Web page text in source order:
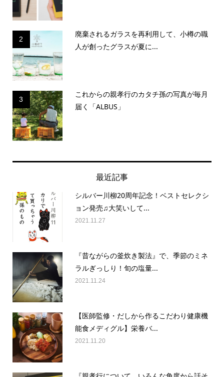
2
廃棄されるガラスを再利用して、小樽の職
人が創ったグラスが夏に...
3
これからの親孝行のカタチ孫の写真が毎月
届く「ALBUS」
最近記事
シルバー川柳20周年記念！ベストセレクシ
ョン発売♫大笑いして...
2021.11.27
『昔ながらの釜炊き製法』で、季節のミネ
ラルぎっしり！旬の塩量...
2021.11.24
【医師監修・だしから作るこだわり健康機
能食メディグル】栄養バ...
2021.11.20